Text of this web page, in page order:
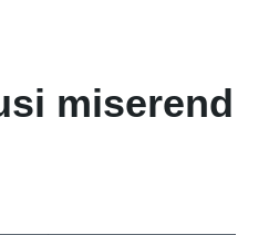
miserend